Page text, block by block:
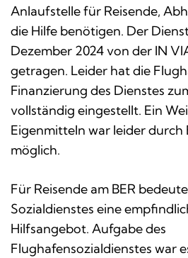
Anlaufstelle für Reisende,
die Hilfe benötigen. Der
Dezember 2024 von der IN
getragen. Leider hat die
Finanzierung des Dienstes
vollständig eingestellt. Ein
Eigenmitteln war leider
möglich.
Für Reisende am BER
Sozialdienstes eine
Hilfsangebot. Aufgabe des
Flughafensozialdienstes war